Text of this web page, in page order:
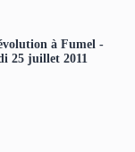
à Fumel -
25 juillet 2011